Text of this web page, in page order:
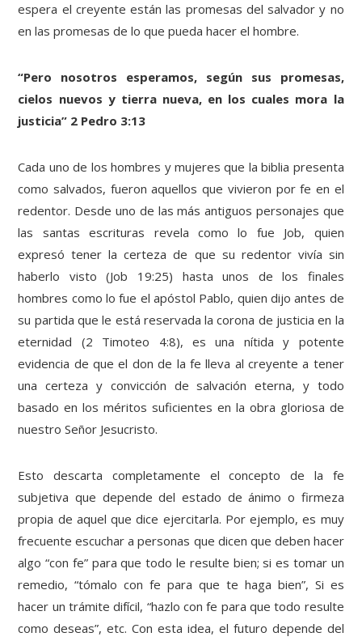
espera el creyente están las promesas del salvador y no
en las promesas de lo que pueda hacer el hombre.
“Pero nosotros esperamos, según sus promesas,
cielos nuevos y tierra nueva, en los cuales mora la
justicia” 2 Pedro 3:13
Cada uno de los hombres y mujeres que la biblia presenta
como salvados, fueron aquellos que vivieron por fe en el
redentor. Desde uno de las más antiguos personajes que
las santas escrituras revela como lo fue Job, quien
expresó tener la certeza de que su redentor vivía sin
haberlo visto (Job 19:25) hasta unos de los finales
hombres como lo fue el apóstol Pablo, quien dijo antes de
su partida que le está reservada la corona de justicia en la
eternidad (2 Timoteo 4:8), es una nítida y potente
evidencia de que el don de la fe lleva al creyente a tener
una certeza y convicción de salvación eterna, y todo
basado en los méritos suficientes en la obra gloriosa de
nuestro Señor Jesucristo.
Esto descarta completamente el concepto de la fe
subjetiva que depende del estado de ánimo o firmeza
propia de aquel que dice ejercitarla. Por ejemplo, es muy
frecuente escuchar a personas que dicen que deben hacer
algo “con fe” para que todo le resulte bien; si es tomar un
remedio, “tómalo con fe para que te haga bien”, Si es
hacer un trámite difícil, “hazlo con fe para que todo resulte
como deseas”, etc. Con esta idea, el futuro depende del